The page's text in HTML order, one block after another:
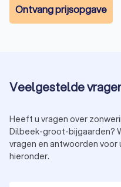
Ontvang prijsopgave
Veelgestelde
Heeft u vragen over
Dilbeek-groot-bijgaarden?
vragen en antwoorden voor
hieronder.